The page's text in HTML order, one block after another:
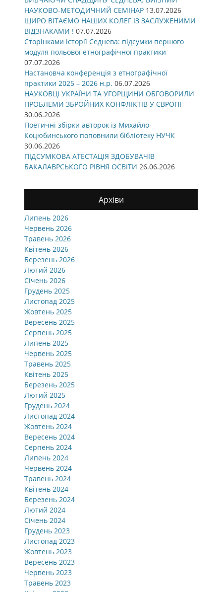
НАУКОВО-МЕТОДИЧНИЙ СЕМІНАР 13.07.2026
ЩИРО ВІТАЄМО НАШИХ КОЛЕГ ІЗ ЗАСЛУЖЕНИМИ
ВІДЗНАКАМИ ! 07.07.2026
Сторінками історії Седнева: підсумки першого
модуля польової етнографічної практики
07.07.2026
Настановча конференція з етнографічної
практики 2025 – 2026 н.р. 06.07.2026
НАУКОВЦІ УКРАЇНИ ТА УГОРЩИНИ ОБГОВОРИЛИ
ПРОБЛЕМИ ЗБРОЙНИХ КОНФЛІКТІВ У ЄВРОПІ
30.06.2026
Поетичні збірки авторок із Михайло-
Коцюбинського поповнили бібліотеку НУЧК
30.06.2026
ПІДСУМКОВА АТЕСТАЦІЯ ЗДОБУВАЧІВ
БАКАЛАВРСЬКОГО РІВНЯ ОСВІТИ 26.06.2026
Архіви
Липень 2026
Червень 2026
Травень 2026
Квітень 2026
Березень 2026
Лютий 2026
Січень 2026
Грудень 2025
Листопад 2025
Жовтень 2025
Вересень 2025
Серпень 2025
Липень 2025
Червень 2025
Травень 2025
Квітень 2025
Березень 2025
Лютий 2025
Грудень 2024
Листопад 2024
Жовтень 2024
Вересень 2024
Серпень 2024
Липень 2024
Червень 2024
Травень 2024
Квітень 2024
Березень 2024
Лютий 2024
Січень 2024
Грудень 2023
Листопад 2023
Жовтень 2023
Вересень 2023
Червень 2023
Травень 2023